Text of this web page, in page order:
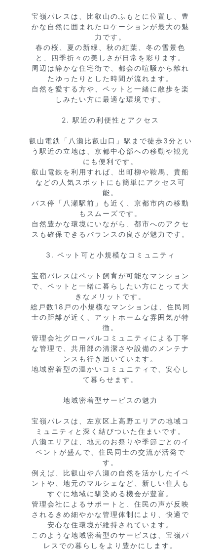
宝嶺パレスは、比叡山のふもとに位置し、豊
かな自然に囲まれたロケーションが最大の魅
力です。
春の桜、夏の新緑、秋の紅葉、冬の雪景色
と、四季折々の美しさが日常を彩ります。
周辺は静かな住宅街で、都会の喧騒から離れ
たゆったりとした時間が流れます。
自然を愛する方や、ペットと一緒に散歩を楽
しみたい方に最適な環境です。
2. 駅近の利便性とアクセス
叡山電鉄「八瀬比叡山口」駅まで徒歩3分とい
う駅近の立地は、京都中心部への移動や観光
にも便利です。
叡山電鉄を利用すれば、出町柳や鞍馬、貴船
などの人気スポットにも簡単にアクセス可
能。
バス停「八瀬駅前」も近く、京都市内の移動
もスムーズです。
自然豊かな環境にいながら、都市へのアクセ
スも確保できるバランスの良さが魅力です。
3. ペット可と小規模なコミュニティ
宝嶺パレスはペット飼育が可能なマンション
で、ペットと一緒に暮らしたい方にとって大
きなメリットです。
総戸数18戸の小規模なマンションは、住民同
士の距離が近く、アットホームな雰囲気が特
徴。
管理会社グローバルコミュニティによる丁寧
な管理で、共用部の清潔さや設備のメンテナ
ンスも行き届いています。
地域密着型の温かいコミュニティで、安心し
て暮らせます。
地域密着型サービスの魅力
宝嶺パレスは、左京区上高野エリアの地域コ
ミュニティと深く結びついた住まいです。
八瀬エリアは、地元のお祭りや季節ごとのイ
ベントが盛んで、住民同士の交流が活発で
す。
例えば、比叡山や八瀬の自然を活かしたイベ
ントや、地元のマルシェなど、新しい住人も
すぐに地域に馴染める機会が豊富。
管理会社によるサポートと、住民の声が反映
されるきめ細やかな管理体制により、快適で
安心な住環境が維持されています。
このような地域密着型のサービスは、宝嶺パ
レスでの暮らしをより豊かにします。